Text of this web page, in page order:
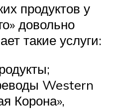
продуктов у
довольно
такие услуги:
Western
Корона»,